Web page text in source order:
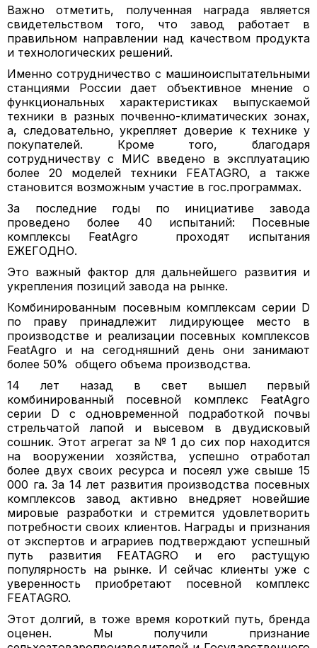
Важно отметить, полученная награда является
свидетельством того, что завод работает в
правильном направлении над качеством продукта
и технологических решений.
Именно сотрудничество с машиноиспытательными
станциями России дает объективное мнение о
функциональных характеристиках выпускаемой
техники в разных почвенно-климатических зонах,
а, следовательно, укрепляет доверие к технике у
покупателей. Кроме того, благодаря
сотрудничеству с МИС введено в эксплуатацию
более 20 моделей техники FEATAGRO, а также
становится возможным участие в гос.программах.
За последние годы по инициативе завода
проведено более 40 испытаний: Посевные
комплексы FeatAgro проходят испытания
ЕЖЕГОДНО.
Это важный фактор для дальнейшего развития и
укрепления позиций завода на рынке.
Комбинированным посевным комплексам серии D
по праву принадлежит лидирующее место в
производстве и реализации посевных комплексов
FeatAgro и на сегодняшний день они занимают
более 50% общего объема производства.
14 лет назад в свет вышел первый
комбинированный посевной комплекс FeatAgro
серии D с одновременной подработкой почвы
стрельчатой лапой и высевом в двудисковый
сошник. Этот агрегат за № 1 до сих пор находится
на вооружении хозяйства, успешно отработал
более двух своих ресурса и посеял уже свыше 15
000 га. За 14 лет развития производства посевных
комплексов завод активно внедряет новейшие
мировые разработки и стремится удовлетворить
потребности своих клиентов. Награды и признания
от экспертов и аграриев подтверждают успешный
путь развития FEATAGRO и его растущую
популярность на рынке. И сейчас клиенты уже с
уверенность приобретают посевной комплекс
FEATAGRO.
Этот долгий, в тоже время короткий путь, бренда
оценен. Мы получили признание